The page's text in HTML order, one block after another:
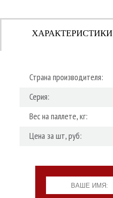
ХАРАКТЕРИСТИКИ
Страна производителя:
Серия:
Вес на паллете, кг:
Цена за шт, руб: